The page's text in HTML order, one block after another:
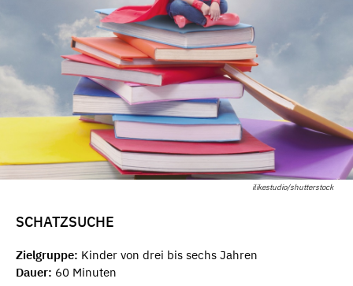
ilikestudio/shutterstock
SCHATZSUCHE
Zielgruppe: Kinder von drei bis sechs Jahren
Dauer: 60 Minuten